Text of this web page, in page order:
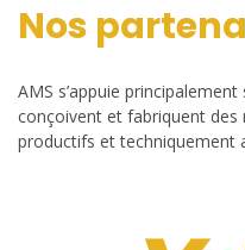
Nos
AMS s’appuie
conçoivent et fabriquent
productifs et techniquement